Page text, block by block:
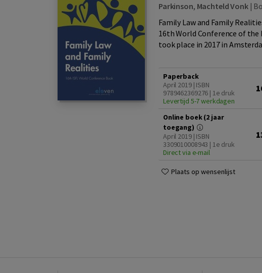
Parkinson, Machteld Vonk|
Family Law and Family
16th World Conference of
took place in 2017 in
Paperback
April 2019 | ISBN
9789462369276 | 1e druk
Levertijd 5-7 werkdagen
Online boek (2 jaar
toegang)
April 2019 | ISBN
3309010008943 | 1e druk
Direct via e-mail
Plaats op wensenlijst